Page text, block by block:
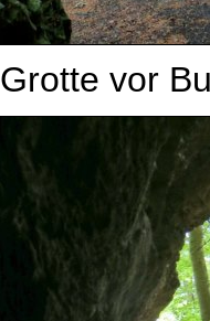
Grotte vor